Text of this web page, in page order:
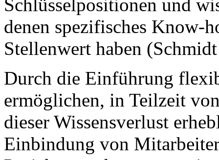
Schlüsselpositionen und
denen spezifisches Know-
Stellenwert haben
Durch die Einführung
ermöglichen, in Teilzeit
dieser Wissensverlust
Einbindung von